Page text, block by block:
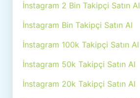
İnstagram 2 Bin Takipçi Satın Al
İnstagram Bin Takipçi Satın Al
İnstagram 100k Takipçi Satın Al
İnstagram 50k Takipçi Satın Al
İnstagram 20k Takipçi Satın Al